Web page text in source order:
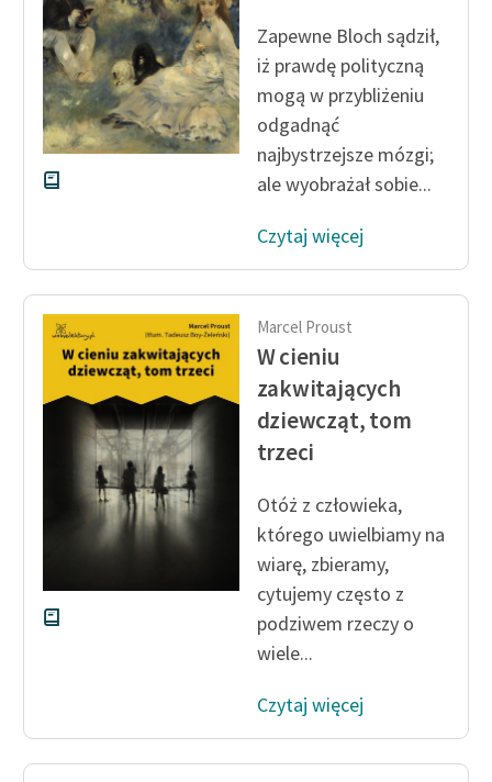
E-kolekcja lektur
szkolnych i literatury do
słuchania dla uczennic i
uczniów z
niepełnosprawnościami
Feministyczne inspiracje.
feministycznej
Ręce pełne poezji
Kolekcje edukacyjne
twórców przechodzących
do domeny publicznej,
lektur szkolnych oraz
Starego Testamentu
Odkurzamy bohaterów
Szkoła Poezji Wolnych
O nas
Zapewne Bloch sądził,
iż prawdę polityczną
mogą w przybliżeniu
odgadnąć
najbystrzejsze mózgi;
ale wyobrażał sobie...
Czytaj więcej
Marcel Proust
W cieniu
zakwitających
dziewcząt, tom
trzeci
Otóż z człowieka,
którego uwielbiamy na
wiarę, zbieramy,
cytujemy często z
podziwem rzeczy o
wiele...
Czytaj więcej